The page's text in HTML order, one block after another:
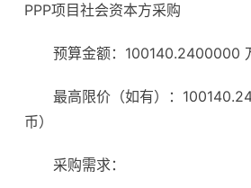
PPP项目社会资本方采购
预算金额：100140.2400000
最高限价（如有）：
币）
采购需求：